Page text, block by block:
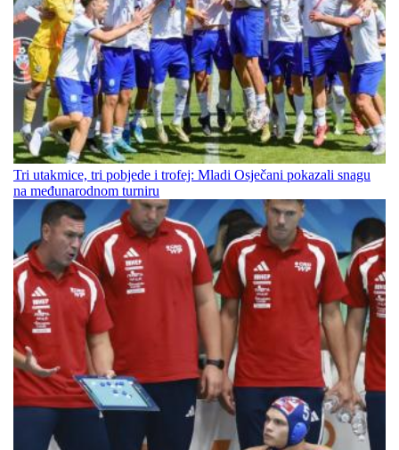
Tri utakmice, tri pobjede i trofej: Mladi Osječani pokazali snagu
na međunarodnom turniru